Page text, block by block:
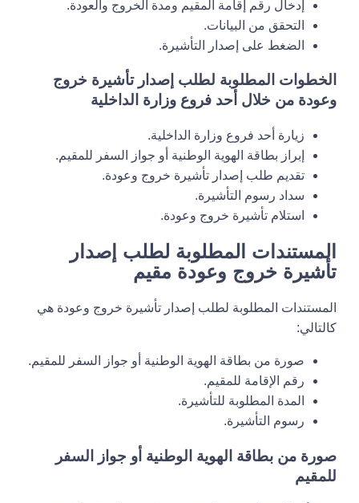
إدخال رقم إقامة المقيم ومدة الخروج والعودة.
التحقق من البيانات.
الضغط على إصدار التأشيرة.
الخطوات المطلوبة لطلب إصدار تأشيرة خروج
وعودة من خلال أحد فروع وزارة الداخلية
زيارة أحد فروع وزارة الداخلية.
إبراز بطاقة الهوية الوطنية أو جواز السفر للمقيم.
تقديم طلب إصدار تأشيرة خروج وعودة.
سداد رسوم التأشيرة.
استلام تأشيرة خروج وعودة.
المستندات المطلوبة لطلب إصدار
تأشيرة خروج وعودة مقيم
المستندات المطلوبة لطلب إصدار تأشيرة خروج وعودة هي
كالتالي:
صورة من بطاقة الهوية الوطنية أو جواز السفر للمقيم.
رقم الإقامة للمقيم.
المدة المطلوبة للتأشيرة.
رسوم التأشيرة.
صورة من بطاقة الهوية الوطنية أو جواز السفر
للمقيم